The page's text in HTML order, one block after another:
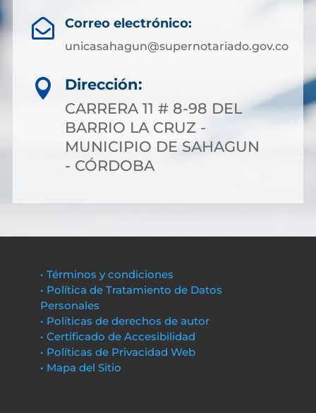
 Correo electrónico:
unicasahagun@supernotariado.gov.co

Dirección:
CARRERA 11 # 8-98 DEL
BARRIO LA CRUZ -
MUNICIPIO DE SAHAGUN
- CÓRDOBA
• Términos y condiciones
• Política de Tratamiento de Datos
Personales
• Políticas de derechos de autor
• Certificado de Accesibilidad
• Políticas de Privacidad Web
• Mapa del Sitio